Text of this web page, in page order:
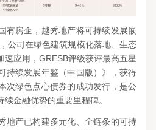
有房企，越秀地产将可持续发展嵌
公司在绿色建筑规模化落地、生态
速应用，GRESB评级获评最高五星
持续发展年鉴（中国版）》，获得
次绿色点心债券的成功发行，是公
金融优势的重要里程碑。
地产已构建多元化、全链条的可持